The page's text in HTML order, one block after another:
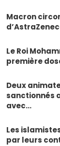
Macron
Le Roi
première
Deux
sanctionnés
avec…
Les
par leurs